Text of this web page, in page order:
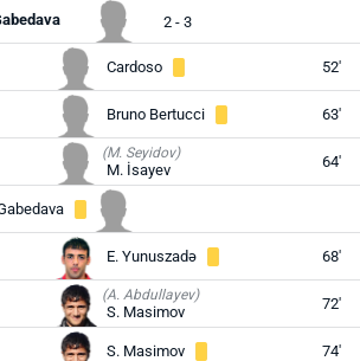
2 - 3
Cardoso 52'
Bruno Bertucci 63'
(M. Seyidov)
M. İsayev 64'
E. Yunuszadə 68'
(A. Abdullayev)
S. Masimov 72'
S. Masimov 74'